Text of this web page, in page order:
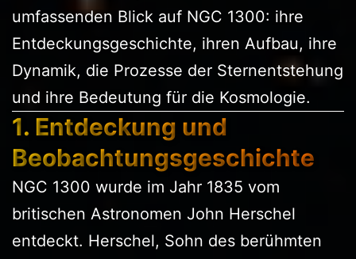
umfassenden Blick auf NGC 1300: ihre
Entdeckungsgeschichte, ihren Aufbau, ihre
Dynamik, die Prozesse der Sternentstehung
und ihre Bedeutung für die Kosmologie.
1. Entdeckung und
Beobachtungsgeschichte
NGC 1300 wurde im Jahr 1835 vom
britischen Astronomen John Herschel
entdeckt. Herschel, Sohn des berühmten